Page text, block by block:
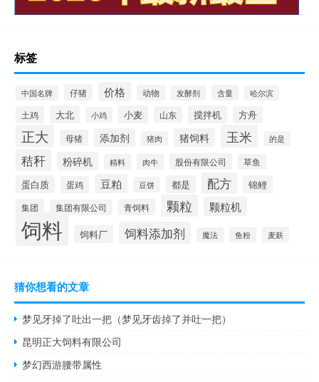
标签
中国名牌 仔猪 价格 动物 发酵剂 含量 哈尔滨
土鸡 大北 小鸡 小麦 山东 搅拌机 方舟
正大 母猪 添加剂 猪肉 猪饲料 玉米 的是
秸秆 粉碎机 精料 肉牛 股份有限公司 草鱼
蛋白质 蛋鸡 豆粕 豆饼 都是 配方 锦鲤
集团 集团有限公司 青饲料 颗粒 颗粒机
饲料 饲料厂 饲料添加剂 魔法 鱼粉 麦麸
猜你想看的文章
梦见牙掉了吐出一把（梦见牙齿掉了并吐一把）
昆明正大饲料有限公司
梦幻西游腰带属性